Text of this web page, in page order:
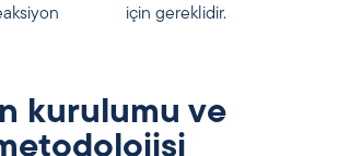
için gereklidir.
kurulumu ve